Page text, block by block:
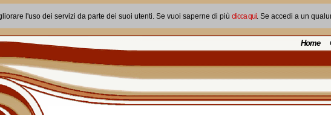
l'uso dei servizi da parte dei suoi utenti. Se vuoi saperne di più clicca qui. Se accedi a un
Home